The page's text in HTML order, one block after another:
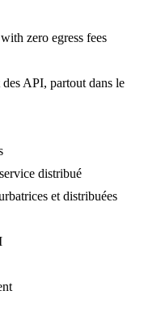
zero egress fees
API, partout dans le
distribué
et distribuées